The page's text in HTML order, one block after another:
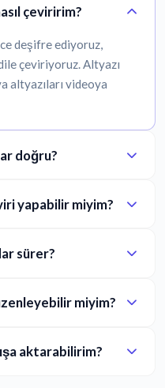
çeviririm?
deşifre ediyoruz,
çeviriyoruz. Altyazı
altyazıları videoya
doğru?
yapabilir miyim?
sürer?
miyim?
aktarabilirim?